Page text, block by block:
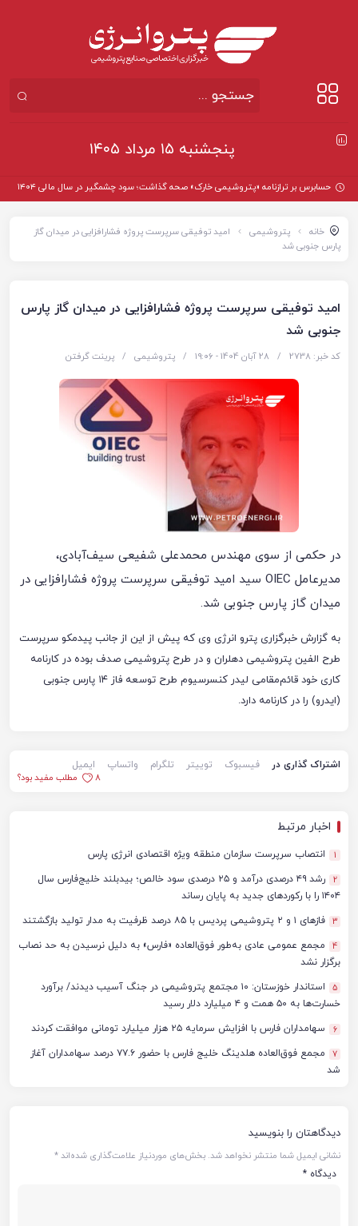
پنجشنبه ۱۵ مرداد ۱۴۰۵
حسابرس بر ترازنامه «پتروشیمی خارک» صحه گذاشت؛ سود چشمگیر در سال مالی ۱۴۰۴
خانه پتروشیمی
امید توفیقی سرپرست پروژه فشارافزایی در میدان گاز
پارس جنوبی شد
امید توفیقی سرپرست پروژه فشارافزایی در میدان گاز پارس
جنوبی شد
کد خبر: 2738 / 28 آبان 1404 - ۱۹:۰۶ / پتروشیمی / پرینت گرفتن
در حکمی از سوی مهندس محمدعلی شفیعی سیف‌آبادی،
مدیرعامل OIEC سید امید توفیقی سرپرست پروژه فشارافزایی در
میدان گاز پارس جنوبی شد.
به گزارش خبرگزاری پترو انرژی وی که پیش از این از جانب پیدمکو سرپرست
طرح الفین پتروشیمی دهلران و در طرح پتروشیمی صدف بوده در کارنامه
کاری خود قائم‌مقامی لیدر کنسرسیوم طرح توسعه فاز ۱۴ پارس جنوبی
(ایدرو) را در کارنامه دارد.
اشتراک گذاری در فیسبوک توییتر تلگرام واتساپ
ایمیل
8
مطلب مفید بود؟
اخبار مرتبط
1 انتصاب سرپرست سازمان منطقه ویژه اقتصادی انرژی پارس
2
رشد ۴۹ درصدی درآمد و ۲۵ درصدی سود خالص؛ بیدبلند خلیج‌فارس سال
۱۴۰۴ را با رکوردهای جدید به پایان رساند
3 فازهای ۱ و ۲ پتروشیمی پردیس با ۸۵ درصد ظرفیت به مدار تولید بازگشتند
4
مجمع عمومی عادی به‌طور فوق‌العاده «فارس» به دلیل نرسیدن به حد نصاب
برگزار نشد
5
استاندار خوزستان: ۱۰ مجتمع پتروشیمی در جنگ آسیب دیدند/ برآورد
خسارت‌ها به ۵۰ همت و ۴ میلیارد دلار رسید
6 سهامداران فارس با افزایش سرمایه ۲۵ هزار میلیارد تومانی موافقت کردند
7
مجمع فوق‌العاده هلدینگ خلیج فارس با حضور ۷۷.۶ درصد سهامداران آغاز
شد
دیدگاهتان را بنویسید
نشانی ایمیل شما منتشر نخواهد شد. بخش‌های موردنیاز علامت‌گذاری شده‌اند*
دیدگاه *